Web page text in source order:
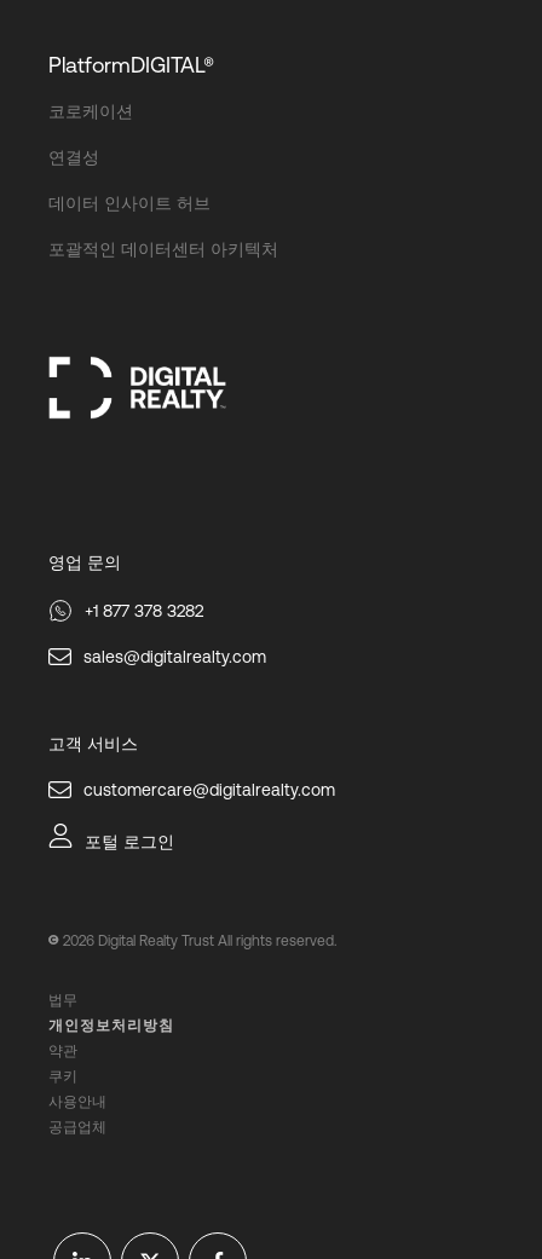
PlatformDIGITAL®
코로케이션
연결성
데이터 인사이트 허브
포괄적인 데이터센터 아키텍처
영업 문의
+1 877 378 3282
sales@digitalrealty.com
고객 서비스
customercare@digitalrealty.com
포털 로그인
2026 Digital Realty Trust All rights reserved.
법무
개인정보처리방침
약관
쿠키
사용안내
공급업체